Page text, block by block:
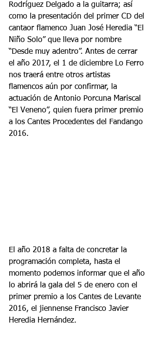
Rodríguez Delgado a la guitarra; así
como la presentación del primer CD del
cantaor flamenco Juan José Heredia “El
Niño Solo” que lleva por nombre
“Desde muy adentro”. Antes de cerrar
el año 2017, el 1 de diciembre Lo Ferro
nos traerá entre otros artistas
flamencos aún por confirmar, la
actuación de Antonio Porcuna Mariscal
“El Veneno”, quien fuera primer premio
a los Cantes Procedentes del Fandango
2016.
El año 2018 a falta de concretar la
programación completa, hasta el
momento podemos informar que el año
lo abrirá la gala del 5 de enero con el
primer premio a los Cantes de Levante
2016, el jiennense Francisco Javier
Heredia Hernández.